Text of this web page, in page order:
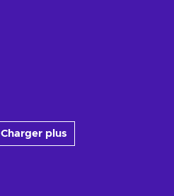
Charger plus